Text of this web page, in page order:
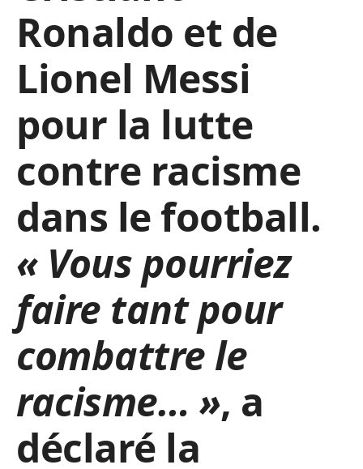
Ronaldo et de
Lionel Messi
pour la lutte
contre racisme
dans le football.
« Vous pourriez
faire tant pour
combattre le
racisme… », a
déclaré la